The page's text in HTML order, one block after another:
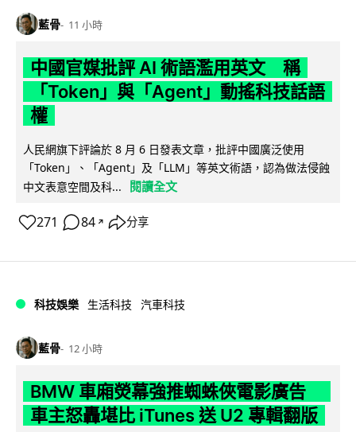
藍骨 11 小時
中國官媒批評 AI 術語濫用英文 稱
「Token」與「Agent」動搖科技話語
權
人民網旗下評論於 8 月 6 日發表文章，批評中國廣泛使用
「Token」、「Agent」及「LLM」等英文術語，認為做法侵蝕
中文表意空間及科...
閱讀全文
271 84 ↗ 分享
科技娛樂 生活科技 汽車科技
藍骨 12 小時
BMW 車廂熒幕強推蜘蛛俠電影廣告
車主怒轟堪比 iTunes 送 U2 專輯翻版